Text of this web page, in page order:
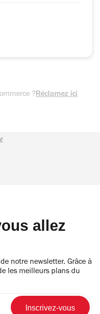
?Réclamez ici
allez
notre newsletter. Grâce à
les meilleurs plans du